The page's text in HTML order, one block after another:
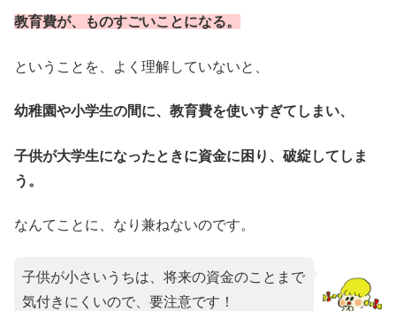
教育費が、ものすごいことになる。
ということを、よく理解していないと、
幼稚園や小学生の間に、教育費を使いすぎてしまい、
子供が大学生になったときに資金に困り、破綻してしま
う。
なんてことに、なり兼ねないのです。
子供が小さいうちは、将来の資金のことまで
気付きにくいので、要注意です！